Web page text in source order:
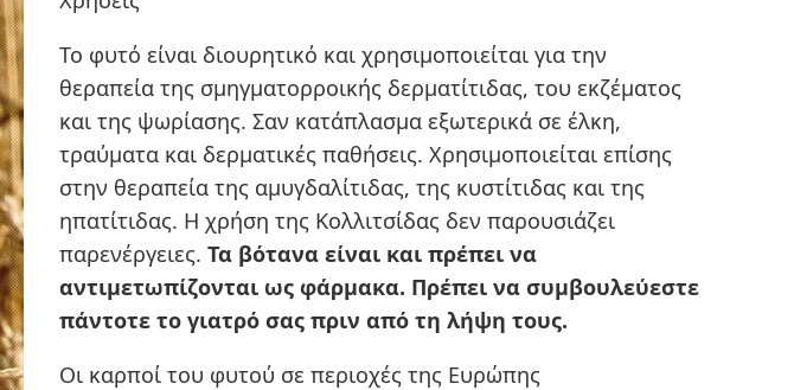
Το φυτό είναι διουρητικό και χρησιμοποιείται για την
θεραπεία της σμηγματορροικής δερματίτιδας, του εκζέματος
και της ψωρίασης. Σαν κατάπλασμα εξωτερικά σε έλκη,
τραύματα και δερματικές παθήσεις. Χρησιμοποιείται επίσης
στην θεραπεία της αμυγδαλίτιδας, της κυστίτιδας και της
ηπατίτιδας. H χρήση της Κολλιτσίδας δεν παρουσιάζει
παρενέργειες. Τα βότανα είναι και πρέπει να
αντιμετωπίζονται ως φάρμακα. Πρέπει να συμβουλεύεστε
πάντοτε το γιατρό σας πριν από τη λήψη τους.
Οι καρποί του φυτού σε περιοχές της Ευρώπης